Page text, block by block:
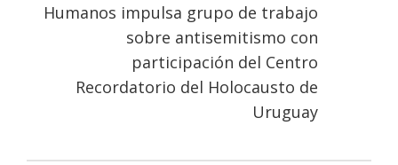
Humanos impulsa grupo de trabajo
sobre antisemitismo con
participación del Centro
Recordatorio del Holocausto de
Uruguay